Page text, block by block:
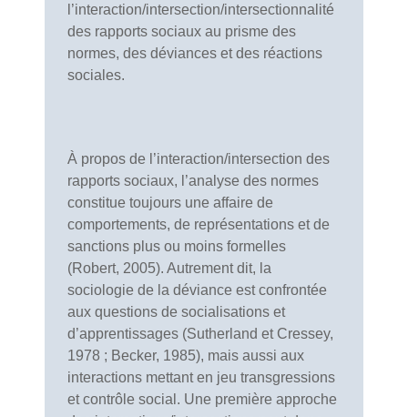
l’interaction/intersection/intersectionnalité
des rapports sociaux au prisme des
normes, des déviances et des réactions
sociales.
À propos de l’interaction/intersection des
rapports sociaux, l’analyse des normes
constitue toujours une affaire de
comportements, de représentations et de
sanctions plus ou moins formelles
(Robert, 2005). Autrement dit, la
sociologie de la déviance est confrontée
aux questions de socialisations et
d’apprentissages (Sutherland et Cressey,
1978 ; Becker, 1985), mais aussi aux
interactions mettant en jeu transgressions
et contrôle social. Une première approche